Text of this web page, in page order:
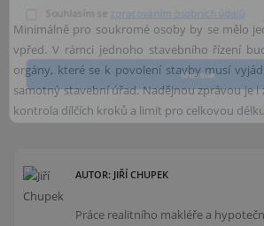
Minimálně pro soukromé osoby by se mělo
vpřed. V rámci jednoho stavebního řízení
orgány, které se k povolení stavby musí
samotný stavební úřad. Nadějnou zprávou je i
kontrola dílčích kroků a limit pro celkovou
AUTOR: JIŘÍ CHUPEK
Práce realitního makléře a
Souhlasím se zpracováním osobních údajů
Odeslat